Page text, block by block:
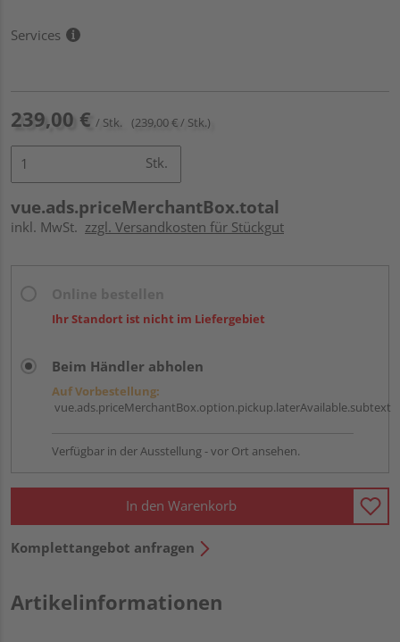
Services
239,00 € / Stk. (239,00 € / Stk.)
Stk.
vue.ads.priceMerchantBox.total
inkl. MwSt. zzgl. Versandkosten für Stückgut
Ihr Standort ist nicht im Liefergebiet
Beim Händler abholen
Auf Vorbestellung:
vue.ads.priceMerchantBox.option.pickup.laterAvailable.subtext
Verfügbar in der Ausstellung - vor Ort ansehen.
In den Warenkorb
Komplettangebot anfragen
Artikelinformationen